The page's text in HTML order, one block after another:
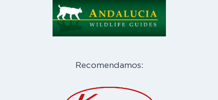
Recomendamos: